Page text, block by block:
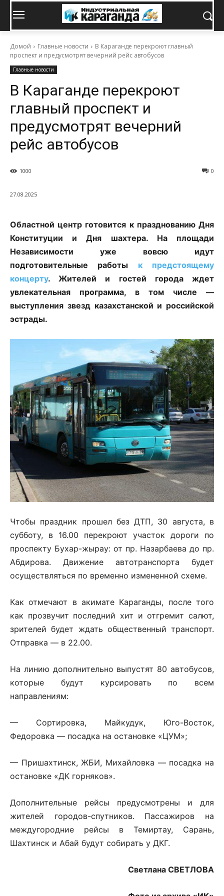
Домой Главные новости
В Караганде перекроют главный
проспект и предусмотрят вечерний рейс автобусов
Главные новости
В Караганде перекроют
главный проспект и
предусмотрят вечерний
рейс автобусов
0
1000
27.08.2025
Областной центр готовится к празднованию Дня
Конституции и Дня шахтера. На площади
Независимости уже вовсю идут
подготовительные работы к предстоящему
концерту. Жителей и гостей города ждет
увлекательная программа, в том числе —
выступления звезд казахстанской и российской
эстрады.
Чтобы праздник прошел без ДТП, 30 августа, в
субботу, в 16.00 перекроют участок дороги по
проспекту Бухар-жырау: от пр. Назарбаева до пр.
Абдирова. Движение автотранспорта будет
осуществляться по временно измененной схеме.
Как отмечают в акимате Караганды, после того
как прозвучит последний хит и отгремит салют,
зрителей будет ждать общественный транспорт.
Отправка — в 22.00.
На линию дополнительно выпустят 80 автобусов,
которые будут курсировать по всем
направлениям:
— Сортировка, Майкудук, Юго-Восток,
Федоровка — посадка на остановке «ЦУМ»;
— Пришахтинск, ЖБИ, Михайловка — посадка на
остановке «ДК горняков».
Дополнительные рейсы предусмотрены и для
жителей городов-спутников. Пассажиров на
междугородние рейсы в Темиртау, Сарань,
Шахтинск и Абай будут собирать у ДКГ.
Светлана СВЕТЛОВА